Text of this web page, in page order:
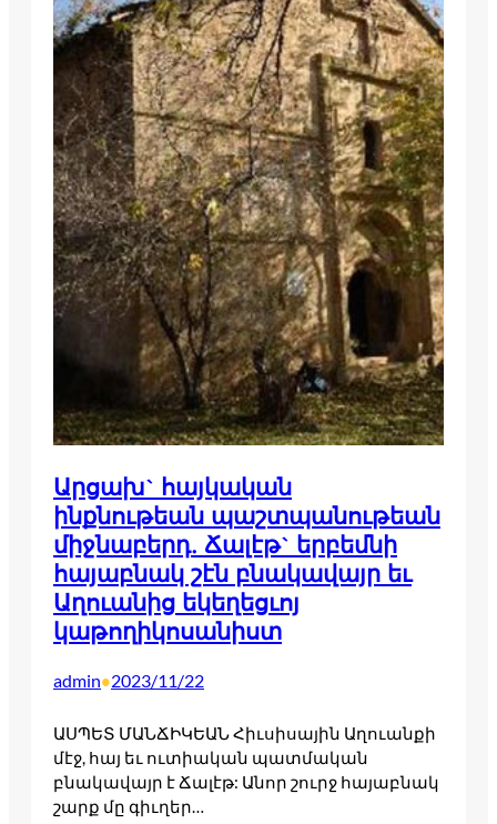
Արցախ` հայկական
ինքնութեան պաշտպանութեան
միջնաբերդ. Ճալէթ` երբեմնի
հայաբնակ շէն բնակավայր եւ
Աղուանից եկեղեցւոյ
կաթողիկոսանիստ
admin•2023/11/22
ԱՍՊԵՏ ՄԱՆՃԻԿԵԱՆ Հիւսիսային Աղուանքի
մէջ, հայ եւ ուտիական պատմական
բնակավայր է Ճալէթ: Անոր շուրջ հայաբնակ
շարք մը գիւղեր…